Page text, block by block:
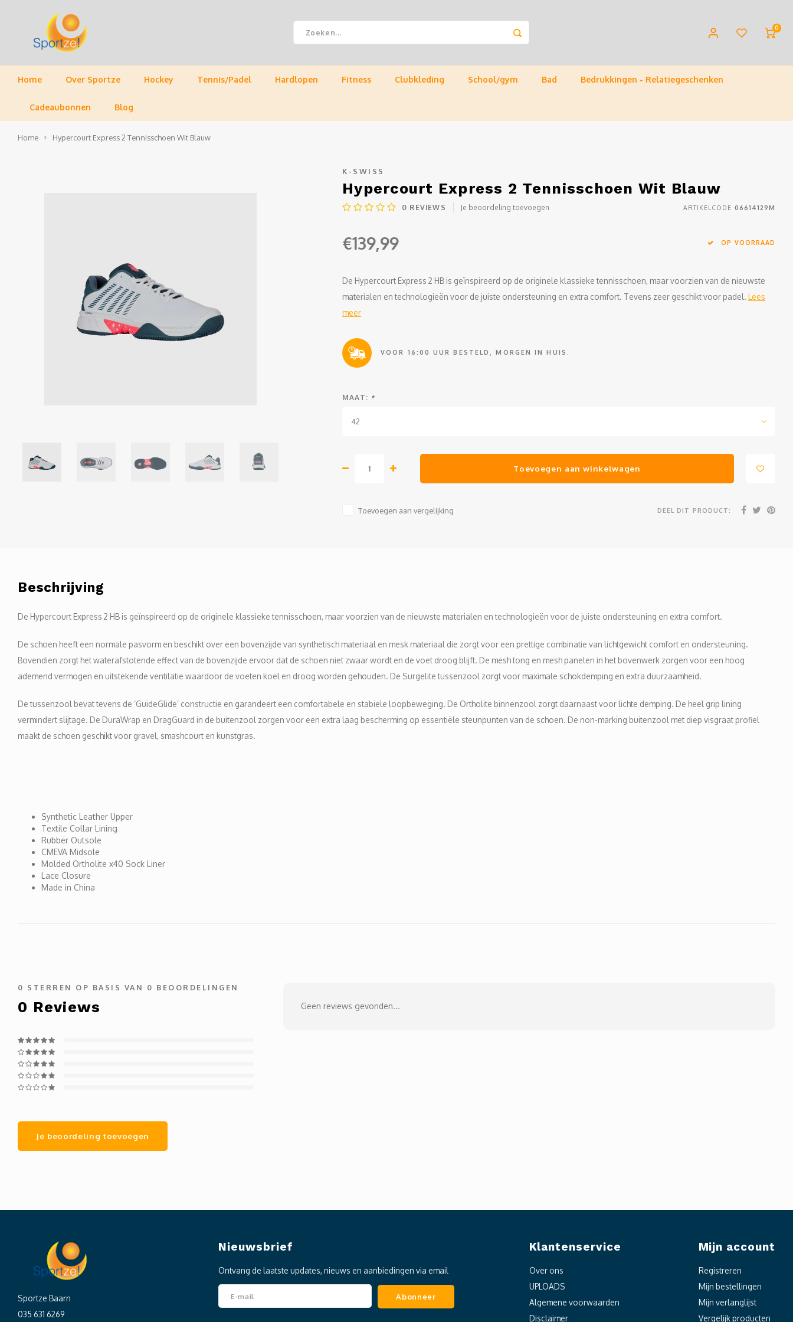
0
Home Over Sportze Hockey Tennis/Padel Hardlopen Fitness Clubkleding School/gym Bad Bedrukkingen - Relatiegeschenken
Cadeaubonnen Blog
Home Hypercourt Express 2 Tennisschoen Wit Blauw
K-SWISS
Hypercourt Express 2 Tennisschoen Wit Blauw
0 REVIEWS Je beoordeling toevoegen ARTIKELCODE 06614129M
€139,99 OP VOORRAAD
De Hypercourt Express 2 HB is geïnspireerd op de originele klassieke tennisschoen, maar voorzien van de nieuwste
materialen en technologieën voor de juiste ondersteuning en extra comfort. Tevens zeer geschikt voor padel. Lees
meer
VOOR 16:00 UUR BESTELD, MORGEN IN HUIS.
MAAT: *
42
Toevoegen aan winkelwagen
Toevoegen aan vergelijking DEEL DIT PRODUCT:
Beschrijving
De Hypercourt Express 2 HB is geïnspireerd op de originele klassieke tennisschoen, maar voorzien van de nieuwste materialen en technologieën voor de juiste ondersteuning en extra comfort.
De schoen heeft een normale pasvorm en beschikt over een bovenzijde van synthetisch materiaal en mesk materiaal die zorgt voor een prettige combinatie van lichtgewicht comfort en ondersteuning.
Bovendien zorgt het waterafstotende effect van de bovenzijde ervoor dat de schoen niet zwaar wordt en de voet droog blijft. De mesh tong en mesh panelen in het bovenwerk zorgen voor een hoog
ademend vermogen en uitstekende ventilatie waardoor de voeten koel en droog worden gehouden. De Surgelite tussenzool zorgt voor maximale schokdemping en extra duurzaamheid.
De tussenzool bevat tevens de ‘GuideGlide’ constructie en garandeert een comfortabele en stabiele loopbeweging. De Ortholite binnenzool zorgt daarnaast voor lichte demping. De heel grip lining
vermindert slijtage. De DuraWrap en DragGuard in de buitenzool zorgen voor een extra laag bescherming op essentiële steunpunten van de schoen. De non-marking buitenzool met diep visgraat profiel
maakt de schoen geschikt voor gravel, smashcourt en kunstgras.
Synthetic Leather Upper
Textile Collar Lining
Rubber Outsole
CMEVA Midsole
Molded Ortholite x40 Sock Liner
Lace Closure
Made in China
0 STERREN OP BASIS VAN 0 BEOORDELINGEN
0 Reviews
Je beoordeling toevoegen
Geen reviews gevonden...
Sportze Baarn
035 631 6269
Nieuwsbrief
Ontvang de laatste updates, nieuws en aanbiedingen via email
Abonneer
Klantenservice
Over ons
UPLOADS
Algemene voorwaarden
Disclaimer
Mijn account
Registreren
Mijn bestellingen
Mijn verlanglijst
Vergelijk producten